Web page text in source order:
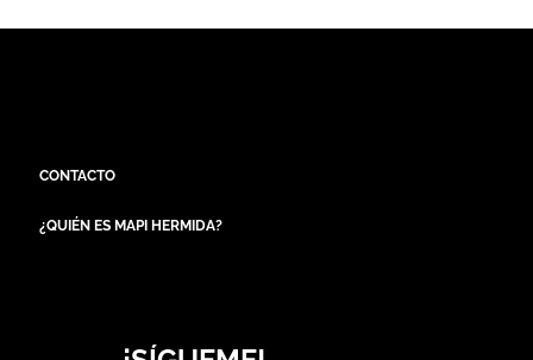
CONTACTO
¿QUIÉN ES MAPI HERMIDA?